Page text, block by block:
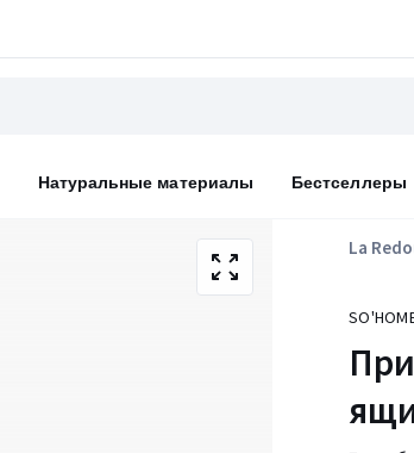
Натуральные материалы Бестселлеры
La